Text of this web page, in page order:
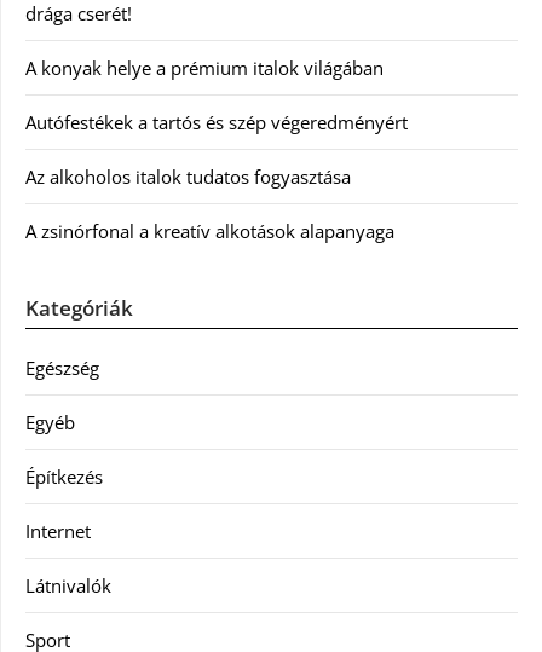
drága cserét!
A konyak helye a prémium italok világában
Autófestékek a tartós és szép végeredményért
Az alkoholos italok tudatos fogyasztása
A zsinórfonal a kreatív alkotások alapanyaga
Kategóriák
Egészség
Egyéb
Építkezés
Internet
Látnivalók
Sport